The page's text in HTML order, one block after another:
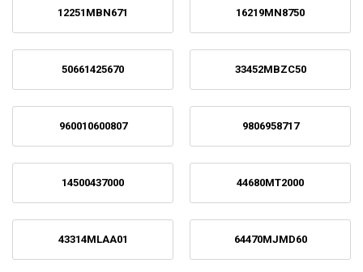
12251MBN671 16219MN8750
50661425670 33452MBZC50
960010600807 9806958717
14500437000 44680MT2000
43314MLAA01 64470MJMD60